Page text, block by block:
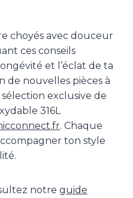
choyés avec douceur
ces conseils
et l’éclat de ta
de nouvelles pièces à
exclusive de
316L
. Chaque
ton style
notre guide